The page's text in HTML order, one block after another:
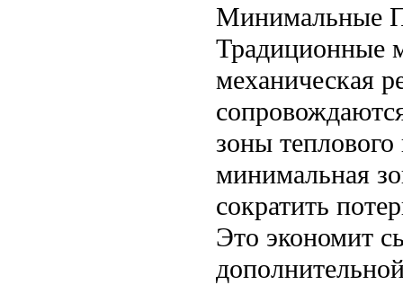
Минимальные
Традиционные
механическая
зоны теплового
минимальная
сократить
Это экономит